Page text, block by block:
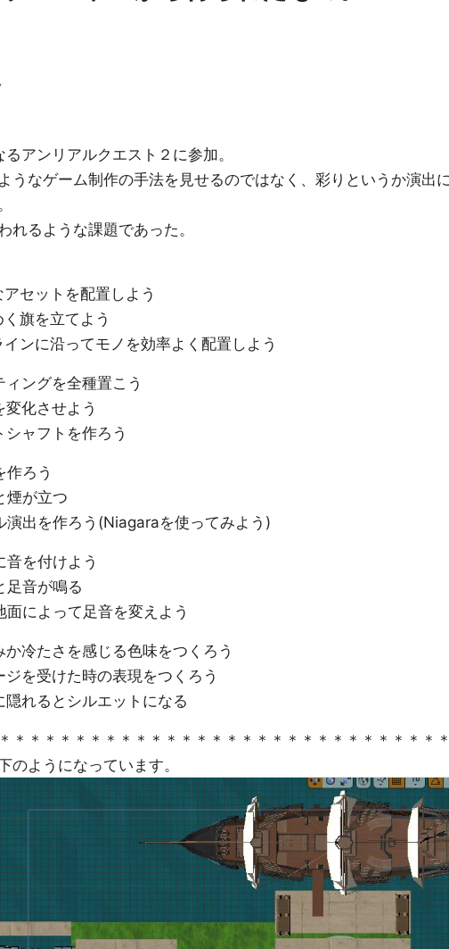
アンリアルクエスト２に参加。
うなゲーム制作の手法を見せるのではなく、彩りというか演出
れるような課題であった。
セットを配置しよう
旗を立てよう
ンに沿ってモノを効率よく配置しよう
ングを全種置こう
化させよう
ャフトを作ろう
作ろう
煙が立つ
演出を作ろう(Niagaraを使ってみよう)
を付けよう
足音が鳴る
によって足音を変えよう
冷たさを感じる色味をつくろう
を受けた時の表現をつくろう
れるとシルエットになる
＊＊＊＊＊＊＊＊＊＊＊＊＊＊＊＊＊＊＊＊＊＊＊＊＊＊＊＊
のようになっています。